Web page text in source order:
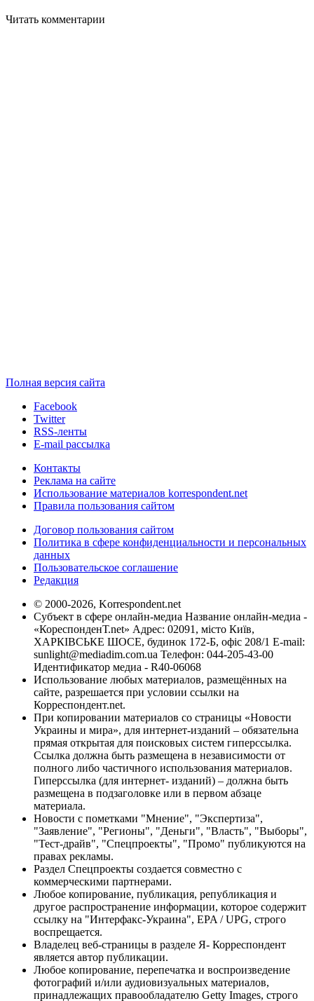
Читать комментарии
Полная версия сайта
Facebook
Twitter
RSS-ленты
E-mail рассылка
Контакты
Реклама на сайте
Использование материалов korrespondent.net
Правила пользования сайтом
Договор пользования сайтом
Политика в сфере конфиденциальности и персональных
данных
Пользовательское соглашение
Редакция
© 2000-2026, Korrespondent.net
Субъект в сфере онлайн-медиа Название онлайн-медиа -
«КореспонденТ.net» Адрес: 02091, місто Київ,
ХАРКІВСЬКЕ ШОСЕ, будинок 172-Б, офіс 208/1 E-mail:
sunlight@mediadim.com.ua Телефон: 044-205-43-00
Идентификатор медиа - R40-06068
Использование любых материалов, размещённых на
сайте, разрешается при условии ссылки на
Корреспондент.net.
При копировании материалов со страницы «Новости
Украины и мира», для интернет-изданий – обязательна
прямая открытая для поисковых систем гиперссылка.
Ссылка должна быть размещена в независимости от
полного либо частичного использования материалов.
Гиперссылка (для интернет- изданий) – должна быть
размещена в подзаголовке или в первом абзаце
материала.
Новости с пометками "Мнение", "Экспертиза",
"Заявление", "Регионы", "Деньги", "Власть", "Выборы",
"Тест-драйв", "Спецпроекты", "Промо" публикуются на
правах рекламы.
Раздел Спецпроекты создается совместно с
коммерческими партнерами.
Любое копирование, публикация, републикация и
другое распространение информации, которое содержит
ссылку на "Интерфакс-Украина", EPA / UPG, строго
воспрещается.
Владелец веб-страницы в разделе Я- Корреспондент
является автор публикации.
Любое копирование, перепечатка и воспроизведение
фотографий и/или аудиовизуальных материалов,
принадлежащих правообладателю Getty Images, строго